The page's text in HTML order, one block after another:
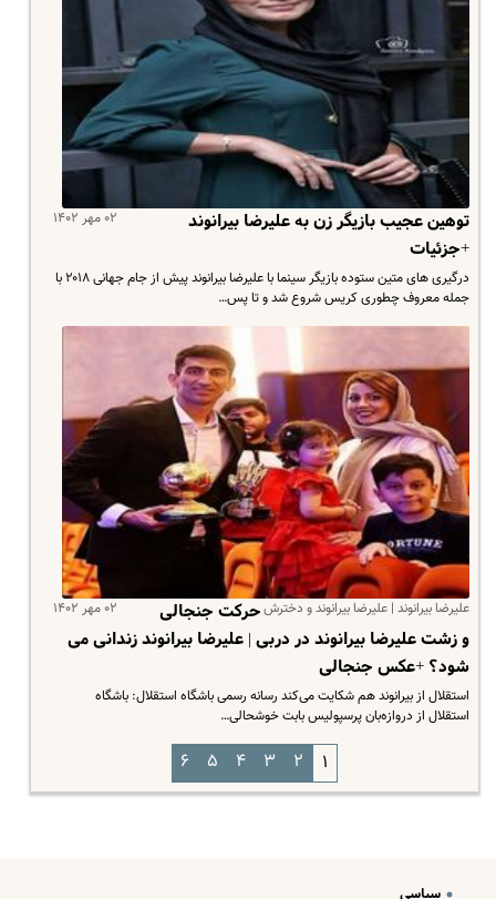
۰۲ مهر ۱۴۰۲
توهین عجیب بازیگر زن به علیرضا بیرانوند
+جزئیات
درگیری های متین ستوده بازیگر سینما با علیرضا بیرانوند پیش از جام جهانی ۲۰۱۸ با
جمله معروف چطوری کریس شروع شد و تا پس…
علیرضا بیرانوند | علیرضا بیرانوند و دخترش ۰۲ مهر ۱۴۰۲
حرکت جنجالی
و زشت علیرضا بیرانوند در دربی | علیرضا بیرانوند زندانی می
شود؟ +عکس جنجالی
استقلال از بیرانوند هم شکایت می‌کند رسانه رسمی باشگاه استقلال: باشگاه
استقلال از دروازه‌بان پرسپولیس بابت خوشحالی…
۱ ۲ ۳ ۴ ۵ ۶
سیاسی